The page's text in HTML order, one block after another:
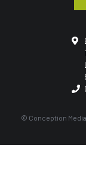
© Conception